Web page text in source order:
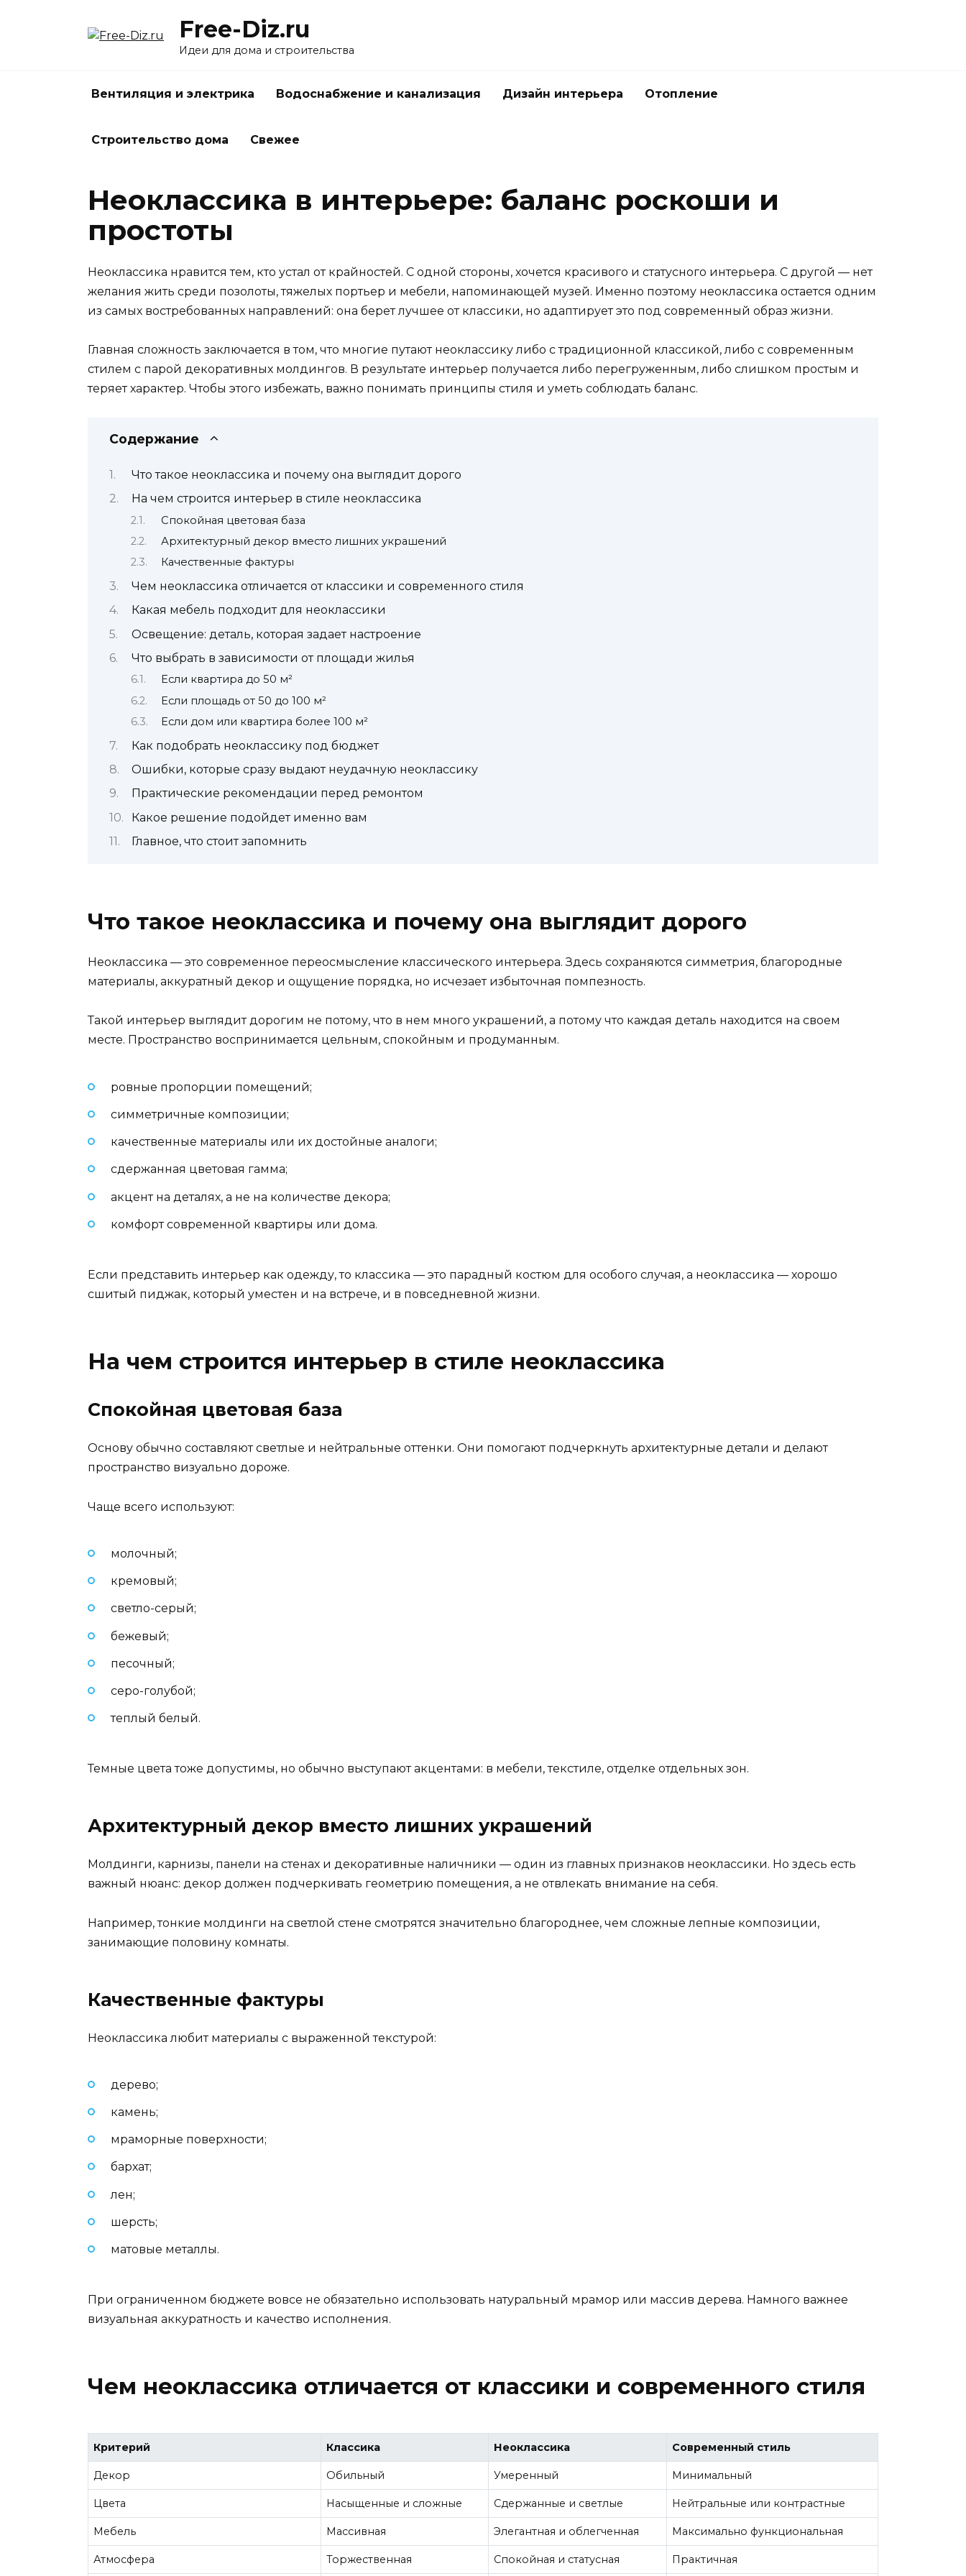
Free-Diz.ru
Идеи для дома и строительства
Вентиляция и электрика Водоснабжение и канализация Дизайн интерьера Отопление
Строительство дома Свежее
Неоклассика в интерьере: баланс роскоши и
простоты
Неоклассика нравится тем, кто устал от крайностей. С одной стороны, хочется красивого и статусного интерьера. С другой — нет
желания жить среди позолоты, тяжелых портьер и мебели, напоминающей музей. Именно поэтому неоклассика остается одним
из самых востребованных направлений: она берет лучшее от классики, но адаптирует это под современный образ жизни.
Главная сложность заключается в том, что многие путают неоклассику либо с традиционной классикой, либо с современным
стилем с парой декоративных молдингов. В результате интерьер получается либо перегруженным, либо слишком простым и
теряет характер. Чтобы этого избежать, важно понимать принципы стиля и уметь соблюдать баланс.
Содержание
Что такое неоклассика и почему она выглядит дорого
На чем строится интерьер в стиле неоклассика
Спокойная цветовая база
Архитектурный декор вместо лишних украшений
Качественные фактуры
Чем неоклассика отличается от классики и современного стиля
Какая мебель подходит для неоклассики
Освещение: деталь, которая задает настроение
Что выбрать в зависимости от площади жилья
Если квартира до 50 м²
Если площадь от 50 до 100 м²
Если дом или квартира более 100 м²
Как подобрать неоклассику под бюджет
Ошибки, которые сразу выдают неудачную неоклассику
Практические рекомендации перед ремонтом
Какое решение подойдет именно вам
Главное, что стоит запомнить
Что такое неоклассика и почему она выглядит дорого
Неоклассика — это современное переосмысление классического интерьера. Здесь сохраняются симметрия, благородные
материалы, аккуратный декор и ощущение порядка, но исчезает избыточная помпезность.
Такой интерьер выглядит дорогим не потому, что в нем много украшений, а потому что каждая деталь находится на своем
месте. Пространство воспринимается цельным, спокойным и продуманным.
ровные пропорции помещений;
симметричные композиции;
качественные материалы или их достойные аналоги;
сдержанная цветовая гамма;
акцент на деталях, а не на количестве декора;
комфорт современной квартиры или дома.
Если представить интерьер как одежду, то классика — это парадный костюм для особого случая, а неоклассика — хорошо
сшитый пиджак, который уместен и на встрече, и в повседневной жизни.
На чем строится интерьер в стиле неоклассика
Спокойная цветовая база
Основу обычно составляют светлые и нейтральные оттенки. Они помогают подчеркнуть архитектурные детали и делают
пространство визуально дороже.
Чаще всего используют:
молочный;
кремовый;
светло-серый;
бежевый;
песочный;
серо-голубой;
теплый белый.
Темные цвета тоже допустимы, но обычно выступают акцентами: в мебели, текстиле, отделке отдельных зон.
Архитектурный декор вместо лишних украшений
Молдинги, карнизы, панели на стенах и декоративные наличники — один из главных признаков неоклассики. Но здесь есть
важный нюанс: декор должен подчеркивать геометрию помещения, а не отвлекать внимание на себя.
Например, тонкие молдинги на светлой стене смотрятся значительно благороднее, чем сложные лепные композиции,
занимающие половину комнаты.
Качественные фактуры
Неоклассика любит материалы с выраженной текстурой:
дерево;
камень;
мраморные поверхности;
бархат;
лен;
шерсть;
матовые металлы.
При ограниченном бюджете вовсе не обязательно использовать натуральный мрамор или массив дерева. Намного важнее
визуальная аккуратность и качество исполнения.
Чем неоклассика отличается от классики и современного стиля
Критерий Классика Неоклассика Современный стиль
Декор Обильный Умеренный Минимальный
Цвета Насыщенные и сложные Сдержанные и светлые Нейтральные или контрастные
Мебель Массивная Элегантная и облегченная Максимально функциональная
Атмосфера Торжественная Спокойная и статусная Практичная